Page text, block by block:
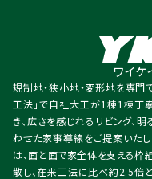
ワイ
規制地・狭小地・変形地を専
工法」で自社大工が1棟1棟丁
き、広さを感じれるリビング、
わせた家事導線をご提案いたし
は、面と面で家全体を支える
散し、在来工法に比べ約2.5倍